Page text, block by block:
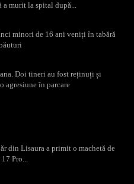
murit la spital după...
minori de 16 ani veniți în tabără
Doi tineri au fost reținuți și
agresiune în parcare
din Lisaura a primit o machetă de
Pro...